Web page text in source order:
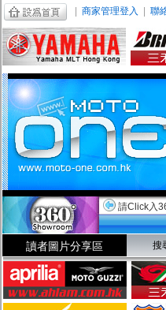
商家管理登入 聯
請Click入
讀者圖片分享區 搜